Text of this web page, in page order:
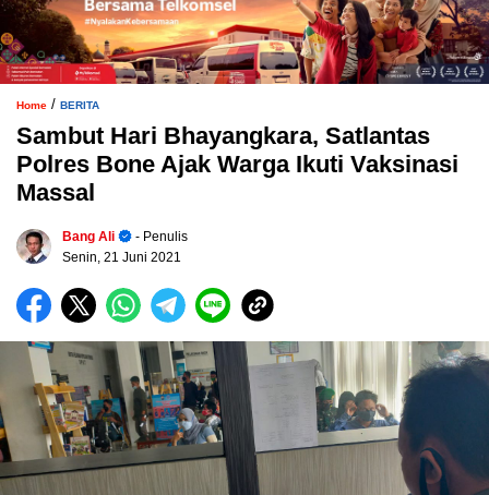
Home / BERITA
Sambut Hari Bhayangkara, Satlantas
Polres Bone Ajak Warga Ikuti Vaksinasi
Massal
Bang Ali
- Penulis
Senin, 21 Juni 2021